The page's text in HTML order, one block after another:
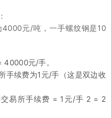
元/吨，一手螺纹钢是10
元/手。
手续费为1元/手（这是双边收
易所手续费 = 1元/手 2 = 2